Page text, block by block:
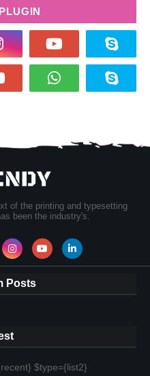
of the printing and typesetting
been the industry's.
Posts
$type={list2}